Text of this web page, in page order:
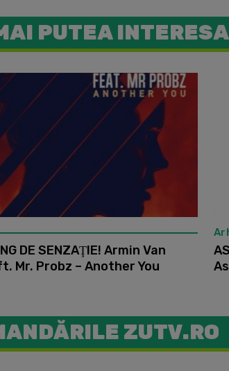
PUTEA INTERESA
Lana Del
DE SENZAŢIE! Armin Van
Mr. Probz – Another You
ZUTV.RO